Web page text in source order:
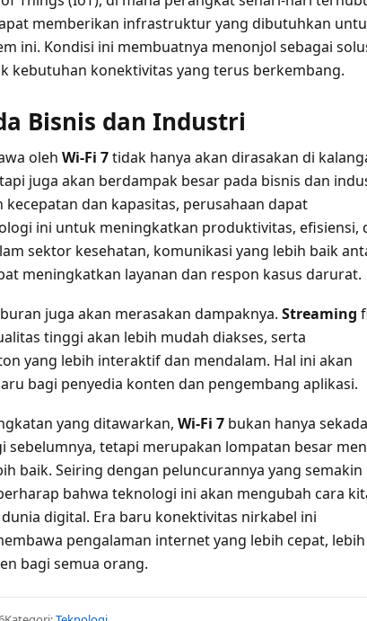
memberikan infrastruktur yang dibutuhkan
ini. Kondisi ini membuatnya menonjol sebagai
kebutuhan konektivitas yang terus berkembang.
Bisnis dan Industri
oleh Wi-Fi 7tidak hanya akan dirasakan di
juga akan berdampak besar pada bisnis dan
dan kapasitas, perusahaan dapat
ini untuk meningkatkan produktivitas, efisiensi,
sektor kesehatan, komunikasi yang lebih baik
meningkatkan layanan dan respon kasus darurat.
juga akan merasakan dampaknya. Streaming
tinggi akan lebih mudah diakses, serta
yang lebih interaktif dan mendalam. Hal ini akan
bagi penyedia konten dan pengembang aplikasi.
yang ditawarkan, Wi-Fi 7 bukan hanya
sebelumnya, tetapi merupakan lompatan besar
baik. Seiring dengan peluncurannya yang semakin
bahwa teknologi ini akan mengubah cara
digital. Era baru konektivitas nirkabel ini
pengalaman internet yang lebih cepat, lebih
bagi semua orang.